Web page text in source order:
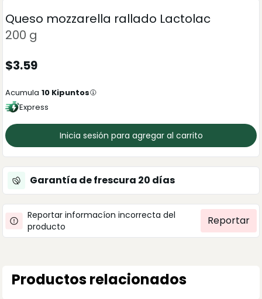
Queso mozzarella rallado Lactolac
200 g
$3.59
Acumula 10 Kipuntos
Express
Inicia sesión para agregar al carrito
Garantía de frescura 20 días
Reportar informacíon incorrecta del
producto
Reportar
Productos relacionados